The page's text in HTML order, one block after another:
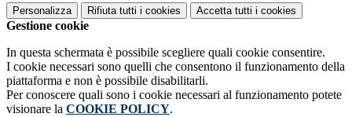
Personalizza Rifiuta tutti i cookies Accetta tutti i cookies
Gestione cookie
In questa schermata è possibile scegliere quali cookie consentire.
I cookie necessari sono quelli che consentono il funzionamento della
piattaforma e non è possibile disabilitarli.
Per conoscere quali sono i cookie necessari al funzionamento potete
visionare la COOKIE POLICY.